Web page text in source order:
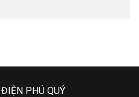
PHÚ QUÝ